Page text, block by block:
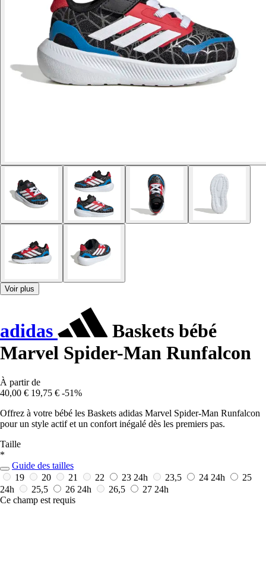
Voir plus
adidas
Baskets bébé
Marvel Spider-Man Runfalcon
À partir de
40,00 € 19,75 € -51%
Offrez à votre bébé les Baskets adidas Marvel Spider-Man Runfalcon
pour un style actif et un confort inégalé dès les premiers pas.
Taille
*
Guide des tailles
19
20 21 22 23 24h 23,5 24 24h
25
24h
25,5 26 24h 26,5 27 24h
Ce champ est requis